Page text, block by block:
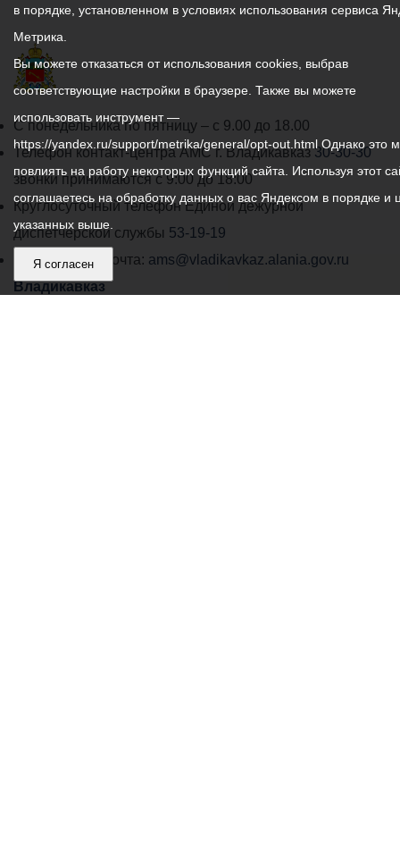
График
работы
администрации
местного
самоуправления
города
Владикавказ:
С понедельника по пятницу – с 9.00 до 18.00
Телефон контакт-центра АМС г. Владикавказ30-30-30
звонки принимаются с 9:00 до 18:00
Круглосуточный телефон Единой дежурной
диспетчерской службы 53-19-19
Электронная почта: ams@vladikavkaz.alania.gov.ru
Владикавказ
в порядке, установленном в условиях использования сервиса
Метрика.
Вы можете отказаться от использования cookies, выбрав
соответствующие настройки в браузере. Также вы можете
использовать инструмент —
https://yandex.ru/support/metrika/general/opt-out.html Однако это
повлиять на работу некоторых функций сайта. Используя этот
соглашаетесь на обработку данных о вас Яндексом в порядке и
указанных выше.
Я согласен